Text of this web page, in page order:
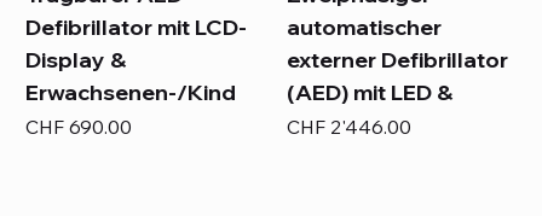
Defibrillator mit LCD-
Display &
Erwachsenen-/Kind
Preis
CHF 690.00
automatischer
externer Defibrillator
(AED) mit LED &
Preis
CHF 2'446.00